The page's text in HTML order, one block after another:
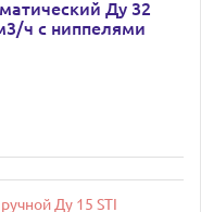
Ду 32
ч с ниппелями